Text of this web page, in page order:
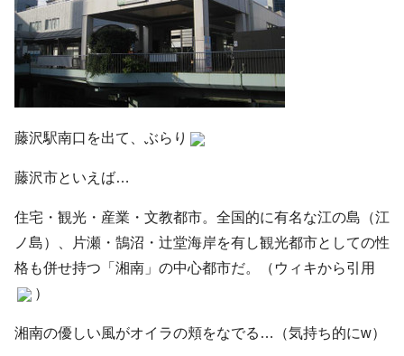
藤沢駅南口を出て、ぶらり
藤沢市といえば…
住宅・観光・産業・文教都市。全国的に有名な江の島（江
ノ島）、片瀬・鵠沼・辻堂海岸を有し観光都市としての性
格も併せ持つ「湘南」の中心都市だ。（ウィキから引用
）
湘南の優しい風がオイラの頬をなでる…（気持ち的にw）